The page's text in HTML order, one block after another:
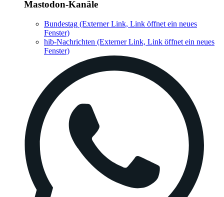
Mastodon-Kanäle
Bundestag (Externer Link, Link öffnet ein neues
Fenster)
hib-Nachrichten (Externer Link, Link öffnet ein neues
Fenster)